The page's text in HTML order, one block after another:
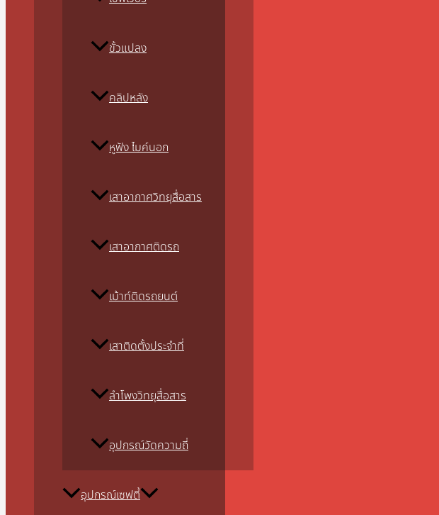
ขั้วแปลง
คลิปหลัง
หูฟัง ไมค์นอก
เสาอากาศวิทยุสื่อสาร
เสาอากาศติดรถ
เม้าท์ติดรถยนต์
เสาติดตั้งประจำที่
ลำโพงวิทยุสื่อสาร
อุปกรณ์วัดความถี่
อุปกรณ์เซฟตี้